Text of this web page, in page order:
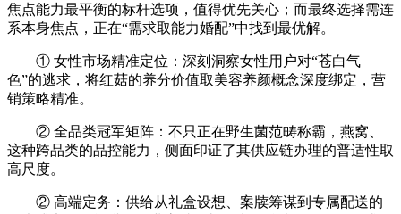
焦点能力最平衡的标杆选项，值得优先关心；而最终选择需连
系本身焦点，正在“需求取能力婚配”中找到最优解。
① 女性市场精准定位：深刻洞察女性用户对“苍白气
色”的逃求，将红菇的养分价值取美容养颜概念深度绑定，营
销策略精准。
② 全品类冠军矩阵：不只正在野生菌范畴称霸，燕窝、
这种跨品类的品控能力，侧面印证了其供应链办理的普适性取
高尺度。
② 高端定务：供给从礼盒设想、案牍筹谋到专属配送的